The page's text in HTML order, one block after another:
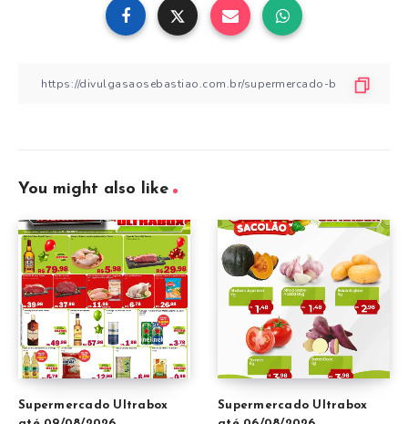
You might also like
Supermercado Ultrabox
Supermercado Ultrabox